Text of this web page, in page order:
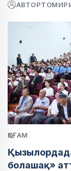
АВТОР
ҚОҒАМ
болашақ»